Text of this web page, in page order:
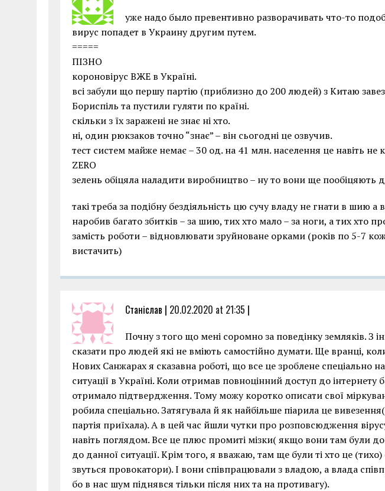
уже надо было превентивно разворачивать что-то
вирус попадет в Украину другим путем.
=====
ПІЗНО
короновірус ВЖЕ в Україні.
всі забули що першу партію (приблизно до 200 людей) з Китаю
Бориспіль та пустили гуляти по країні.
скільки з їх заражені не знає ні хто.
ні, один рюкзаков точно “знає” – він сьогодні це озвучив.
тест систем майже немає – 30 од. на 41 млн. населення це навіть не
ZERO
зелень обіцяла наладити виробництво – ну то вони ще пообіцяють
такі треба за подібну бездіяльність цю сучу владу не гнати в шию а
наробив багато збитків – за шию, тих хто мало – за ноги, а тих хто
замість роботи – відновлювати зруйноване орками (років по 5-7
вистачить)
Станіслав | 20.02.2020 at 21:35 |
Почну з того що мені соромно за поведінку земляків. З
сказати про людей які не вміють самостійно думати. Ще вранці,
Нових Санжарах я сказавна роботі, що все це зроблене спеціально
ситуації в Україні. Коли отримав повноцінний доступ до інтернету
отримало підтвердження. Тому можу коротко описати свої
робила спеціально. Затягувала й як найбільше піарила це
партія приїхала). А в цей час йшли чутки про розповсюдження
навіть поглядом. Все це плюс промиті мізки( якщо вони там були
до данної ситуації. Крім того, я вважаю, там ще були ті хто це (тихо)
звуться провокатори). І вони співпрацювали з владою, а влада
бо в нас шум піднявся тільки після них та на противагу).